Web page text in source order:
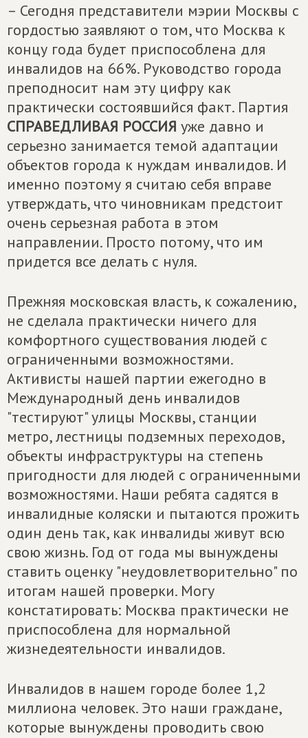
– Сегодня представители мэрии Москвы с
гордостью заявляют о том, что Москва к
концу года будет приспособлена для
инвалидов на 66%. Руководство города
преподносит нам эту цифру как
практически состоявшийся факт. Партия
СПРАВЕДЛИВАЯ РОССИЯ уже давно и
серьезно занимается темой адаптации
объектов города к нуждам инвалидов. И
именно поэтому я считаю себя вправе
утверждать, что чиновникам предстоит
очень серьезная работа в этом
направлении. Просто потому, что им
придется все делать с нуля.
Прежняя московская власть, к сожалению,
не сделала практически ничего для
комфортного существования людей с
ограниченными возможностями.
Активисты нашей партии ежегодно в
Международный день инвалидов
"тестируют" улицы Москвы, станции
метро, лестницы подземных переходов,
объекты инфраструктуры на степень
пригодности для людей с ограниченными
возможностями. Наши ребята садятся в
инвалидные коляски и пытаются прожить
один день так, как инвалиды живут всю
свою жизнь. Год от года мы вынуждены
ставить оценку "неудовлетворительно" по
итогам нашей проверки. Могу
констатировать: Москва практически не
приспособлена для нормальной
жизнедеятельности инвалидов.
Инвалидов в нашем городе более 1,2
миллиона человек. Это наши граждане,
которые вынуждены проводить свою